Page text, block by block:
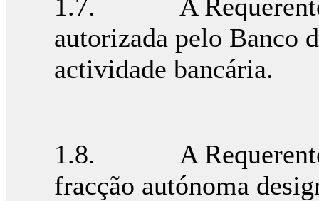
1.7. A Requerente
autorizada pelo Banco
actividade bancária.
1.8. A Requerentes,
fracção autónoma